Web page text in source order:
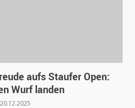
aufs Staufer Open:
Wurf landen
20.12.2025